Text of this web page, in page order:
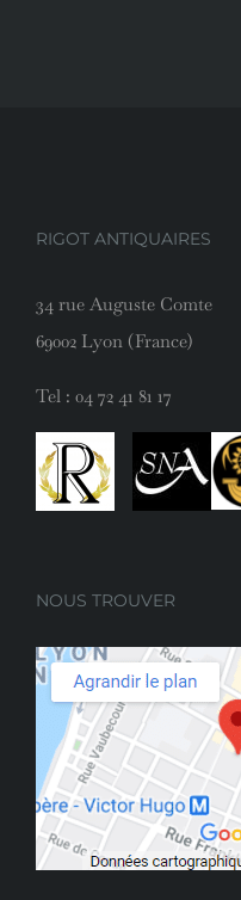
RIGOT ANTIQUAIRES
34 rue Auguste Comte
69002 Lyon (France)
Tel : 04 72 41 81 17
NOUS TROUVER